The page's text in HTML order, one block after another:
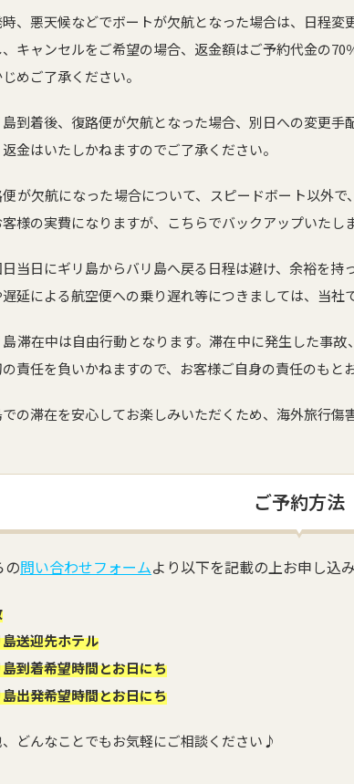
、悪天候などでボートが欠航となった場合は、日程変
キャンセルをご希望の場合、返金額はご予約代金の70
めご了承ください。
到着後、復路便が欠航となった場合、別日への変更手
金はいたしかねますのでご了承ください。
便が欠航になった場合について、スピードボート以外で
様の実費になりますが、こちらでバックアップいたしま
当日にギリ島からバリ島へ戻る日程は避け、余裕を持
延による航空便への乗り遅れ等につきましては、当社
島滞在中は自由行動となります。滞在中に発生した事
責任を負いかねますので、お客様ご自身の責任のもと
の滞在を安心してお楽しみいただくため、海外旅行傷
ご予約方法
の問い合わせフォームより以下を記載の上お申し込
送迎先ホテル
到着希望時間とお日にち
出発希望時間とお日にち
どんなことでもお気軽にご相談ください♪